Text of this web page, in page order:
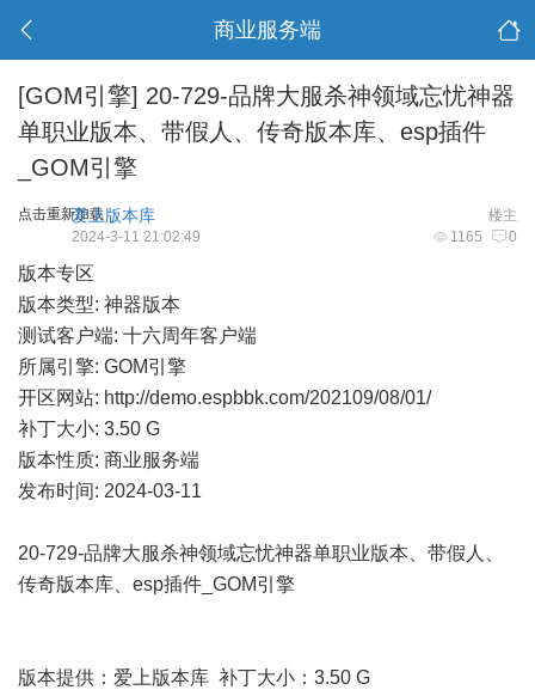
商业服务端
[GOM引擎] 20-729-品牌大服杀神领域忘忧神器
单职业版本、带假人、传奇版本库、esp插件
_GOM引擎
点击重新加载 楼主
爱上版本库
1165 0
2024-3-11 21:02:49
版本专区
版本类型: 神器版本
测试客户端: 十六周年客户端
所属引擎: GOM引擎
开区网站: http://demo.espbbk.com/202109/08/01/
补丁大小: 3.50 G
版本性质: 商业服务端
发布时间: 2024-03-11
20-729-品牌大服杀神领域忘忧神器单职业版本、带假人、
传奇版本库、esp插件_GOM引擎
版本提供：爱上版本库 补丁大小：3.50 G